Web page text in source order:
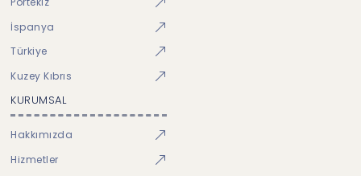
İspanya
Türkiye
Kuzey Kıbrıs
KURUMSAL
Hakkımızda
Hizmetler